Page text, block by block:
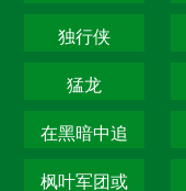
与突围
独行侠
猛龙
在黑暗中追
寻破晓的微
枫叶军团或